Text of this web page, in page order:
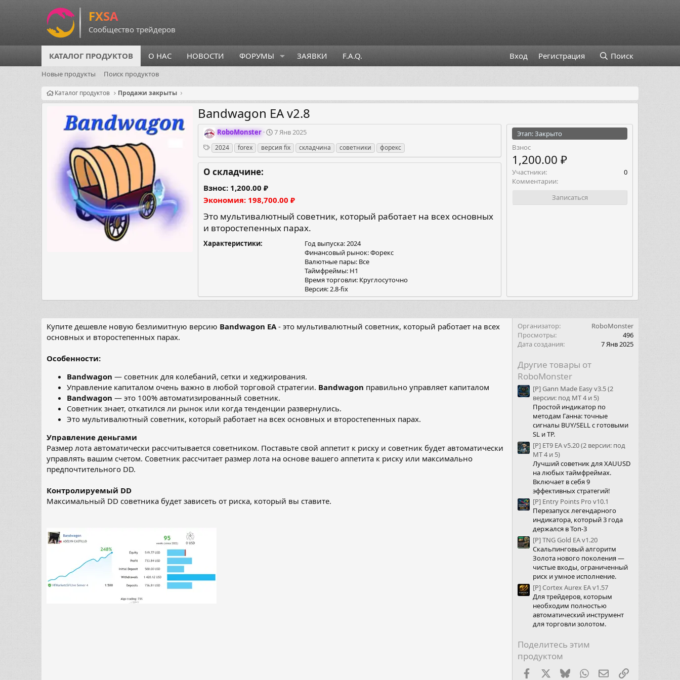
КАТАЛОГ ПРОДУКТОВ О НАС НОВОСТИ ФОРУМЫ ЗАЯВКИ F.A.Q. Вход Регистрация Поиск
Новые продукты Поиск продуктов
Каталог продуктов Продажи закрыты
Bandwagon EA v2.8
О
г
а
н
и
з
т
о
RoboMonster
Д
т
а
а
н
я
7 Янв 2025
Теги
2024 forex версия fix складчина советники форекс
О складчине:
Взнос 1,200.00 ₽
Экономия 198,700.00 ₽
Это мультивалютный советник, который работает на всех основных
и второстепенных парах.
Характеристики
Год выпуска: 2024
Финансовый рынок: Форекс
Валютные пары: Все
Таймфреймы: H1
Время торговли: Круглосуточно
Версия: 2.8-fix
Этап: Закрыто
Взнос
1,200.00 ₽
Участники
0
Комментарии
Записаться
Купите дешевле новую безлимитную версию Bandwagon EA- это мультивалютный советник, который работает на всех
основных и второстепенных парах.
Особенности:
Bandwagon — советник для колебаний, сетки и хеджирования.
Управление капиталом очень важно в любой торговой стратегии. Bandwagon правильно управляет капиталом
Bandwagon — это 100% автоматизированный советник.
Советник знает, откатился ли рынок или когда тенденции развернулись.
Это мультивалютный советник, который работает на всех основных и второстепенных парах.
Управление деньгами
Размер лота автоматически рассчитывается советником. Поставьте свой аппетит к риску и советник будет автоматически
управлять вашим счетом. Советник рассчитает размер лота на основе вашего аппетита к риску или максимально
предпочтительного DD.
Контролируемый DD
Максимальный DD советника будет зависеть от риска, который вы ставите.
Организатор
RoboMonster
Просмотры
496
Дата создания
7 Янв 2025
Другие товары от
RoboMonster
[P] Gann Made Easy v3.5 (2
версии: под МТ 4 и 5)
Простой индикатор по
методам Ганна: точные
сигналы BUY/SELL с готовыми
SL и TP.
[P] ET9 EA v5.20 (2 версии: под
МТ 4 и 5)
Лучший советник для XAUUSD
на любых таймфреймах.
Включает в себя 9
эффективных стратегий!
[P] Entry Points Pro v10.1
Перезапуск легендарного
индикатора, который 3 года
держался в Топ-3
[P] TNG Gold EA v1.20
Скальпинговый алгоритм
Золота нового поколения —
чистые входы, ограниченный
риск и умное исполнение.
[P] Cortex Aurex EA v1.57
Для трейдеров, которым
необходим полностью
автоматический инструмент
для торговли золотом.
Поделитесь этим
продуктом
FacebookX (Twitter)
Bluesky WhatsApp
Электронная почта
Ссылка